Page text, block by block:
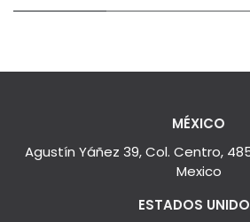
MÉXICO
Agustín Yáñez 39, Col. Centro,
Mexico
ESTADOS